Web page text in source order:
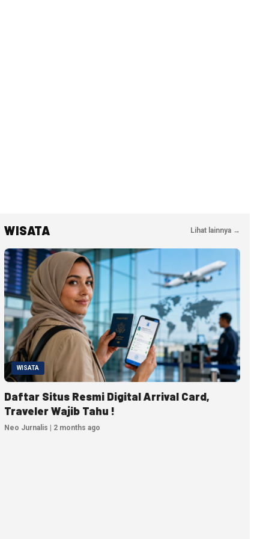
WISATA Lihat lainnya →
WISATA
Daftar Situs Resmi Digital Arrival Card,
Traveler Wajib Tahu !
Neo Jurnalis | 2 months ago